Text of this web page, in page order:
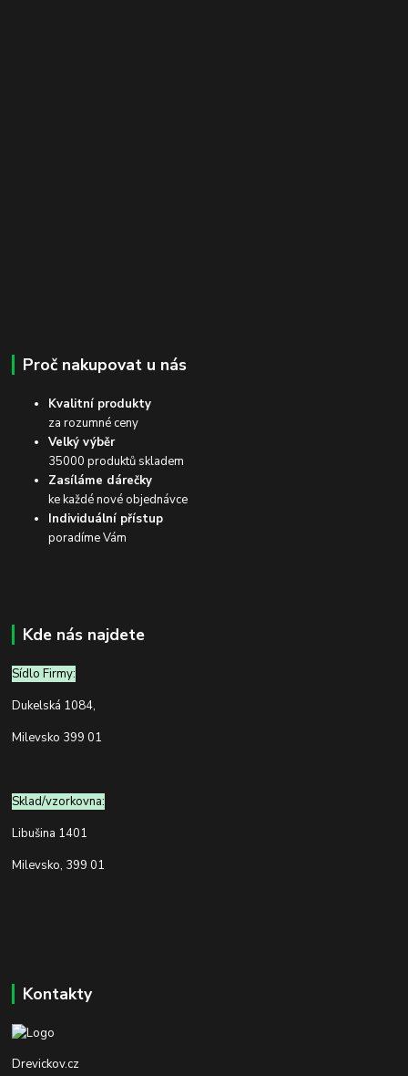
Proč nakupovat u nás
Kvalitní produkty
za rozumné ceny
Velký výběr
35000 produktů skladem
Zasíláme dárečky
ke každé nové objednávce
Individuální přístup
poradíme Vám
Kde nás najdete
Sídlo Firmy:
Dukelská 1084,
Milevsko 399 01
Sklad/vzorkovna:
Libušina 1401
Milevsko, 399 01
Kontakty
Drevickov.cz